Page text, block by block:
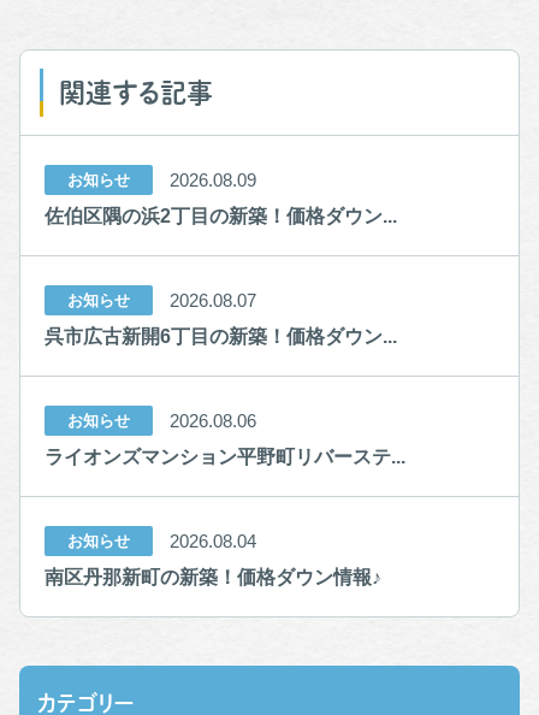
関連する記事
お知らせ
2026.08.09
佐伯区隅の浜2丁目の新築！価格ダウン...
お知らせ
2026.08.07
呉市広古新開6丁目の新築！価格ダウン...
お知らせ
2026.08.06
ライオンズマンション平野町リバーステ...
お知らせ
2026.08.04
南区丹那新町の新築！価格ダウン情報♪
カテゴリー